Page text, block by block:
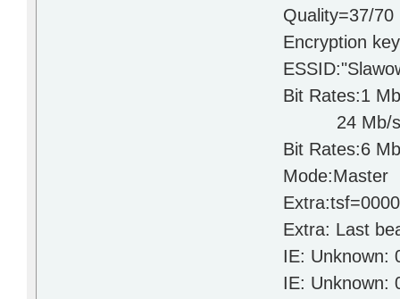
Quality=37/70
Encryption
Bit Rates:1 Mb/s; 2
24 Mb/s; 36
Bit Rates:6 Mb/s;
Extra: Last
IE: Unknown:
IE: Unknown: